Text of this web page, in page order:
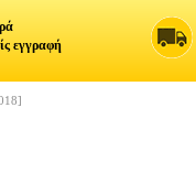
εγγραφή